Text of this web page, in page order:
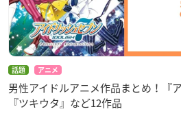
話題 アニメ
男性アイドルアニメ作品まとめ！『
『ツキウタ』など12作品